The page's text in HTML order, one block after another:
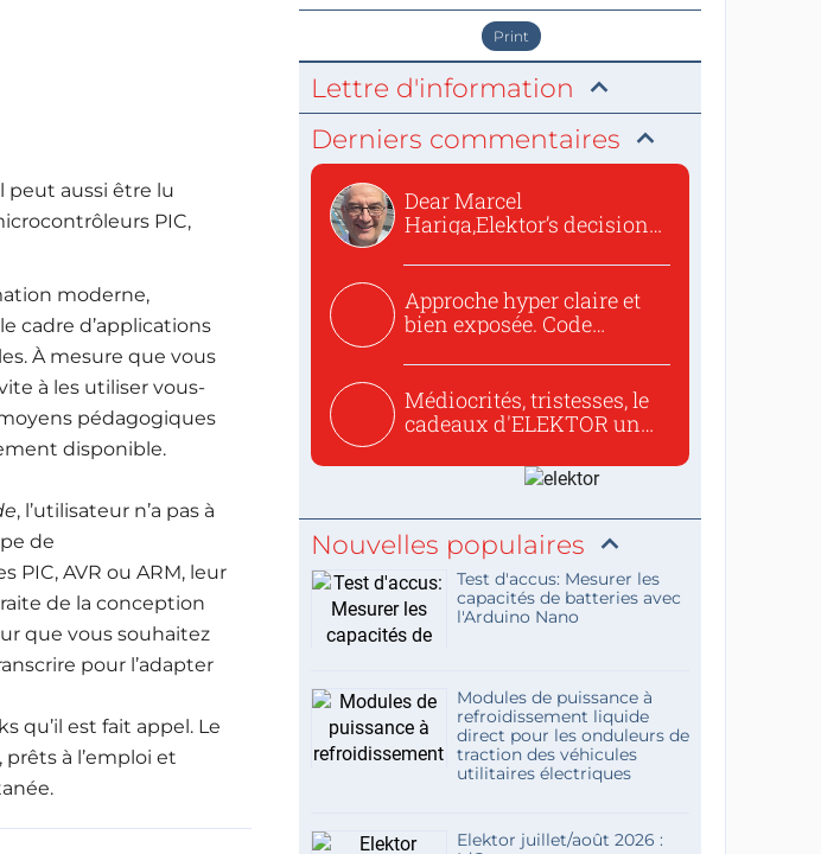
peut aussi être lu
PIC,
moderne,
cadre d’applications
À mesure que vous
à les utiliser vous-
pédagogiques
disponible.
, l’utilisateur n’a pas à
de
PIC, AVR ou ARM, leur
de la conception
que vous souhaitez
pour l’adapter
qu’il est fait appel. Le
à l’emploi et
Print
Lettre d'information
Derniers commentaires
Dear Marcel
Hariga,Elektor’s decision
Approche hyper claire et
bien exposée. Code
Médiocrités, tristesses, le
cadeaux d'ELEKTOR un
Nouvelles populaires
Test d'accus: Mesurer les
capacités de batteries avec
l'Arduino Nano
Modules de puissance à
refroidissement liquide
direct pour les onduleurs de
traction des véhicules
utilitaires électriques
Elektor juillet/août 2026 :